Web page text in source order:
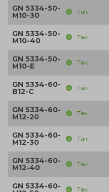
GN 5334-50-
M10-30 Так
GN 5334-50-
M10-40 Так
GN 5334-50-
M10-E Так
GN 5334-60-
B12-C Так
GN 5334-60-
M12-20 Так
GN 5334-60-
M12-30 Так
GN 5334-60-
M12-40 Так
GN 5334-60- Так